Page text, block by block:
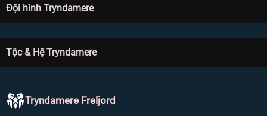
Đội hình Tryndamere
Tộc & Hệ Tryndamere
Tryndamere Freljord